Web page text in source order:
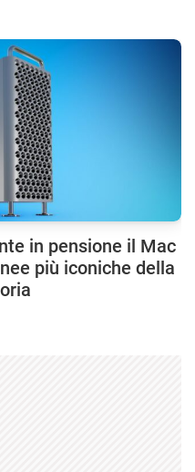
in pensione il Mac
più iconiche della